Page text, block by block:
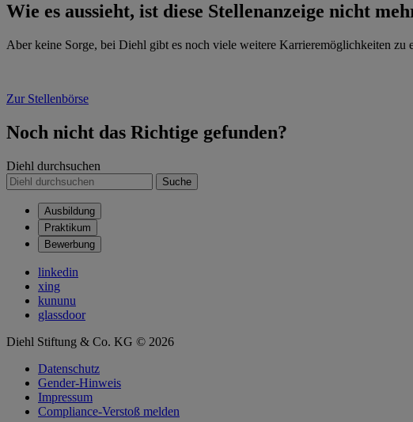
Wie es aussieht, ist diese Stellenanzeige nicht
Aber keine Sorge, bei Diehl gibt es noch viele weitere Karrieremöglichkeiten
Zur Stellenbörse
Noch nicht das Richtige gefunden?
Diehl durchsuchen
Suche
Ausbildung
Praktikum
Bewerbung
linkedin
xing
kununu
glassdoor
Diehl Stiftung & Co. KG © 2026
Datenschutz
Gender-Hinweis
Impressum
Compliance-Verstoß melden